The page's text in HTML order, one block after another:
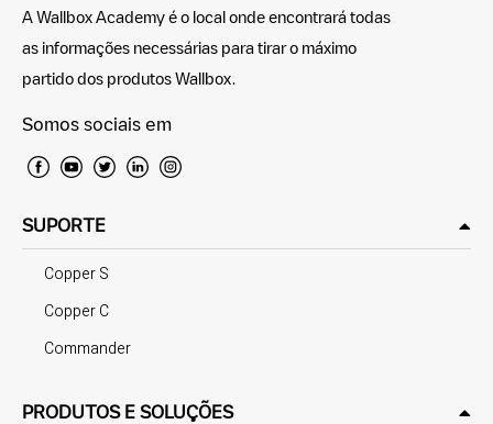
A Wallbox Academy é o local onde encontrará todas
as informações necessárias para tirar o máximo
partido dos produtos Wallbox.
Somos sociais em
SUPORTE
Copper S
Copper C
Commander
PRODUTOS E SOLUÇÕES